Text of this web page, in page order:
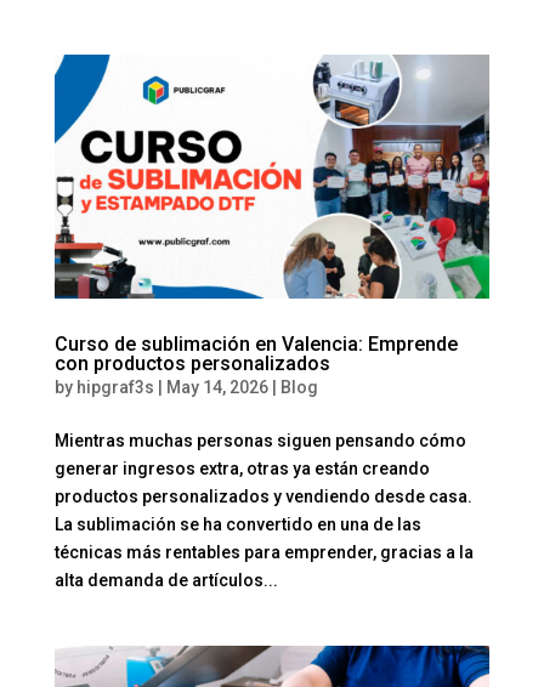
Curso de sublimación en Valencia: Emprende
con productos personalizados
by hipgraf3s May 14, 2026| Blog
Mientras muchas personas siguen pensando cómo
generar ingresos extra, otras ya están creando
productos personalizados y vendiendo desde casa.
La sublimación se ha convertido en una de las
técnicas más rentables para emprender, gracias a la
alta demanda de artículos...